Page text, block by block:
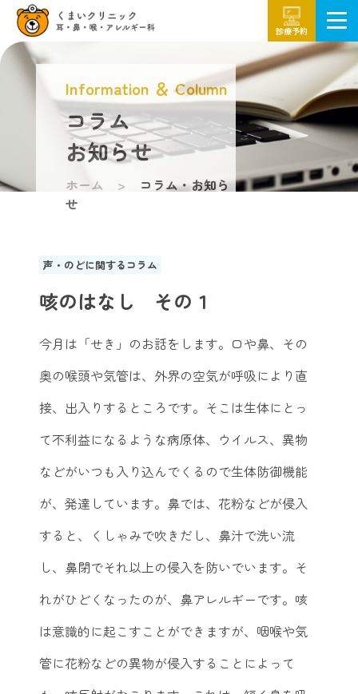
診療予約
Information ＆ Column
コラム
お知らせ
ホーム
コラム・お知ら
せ
声・のどに関するコラム
咳のはなし その１
今月は「せき」のお話をします。口や鼻、その
奥の喉頭や気管は、外界の空気が呼吸により直
接、出入りするところです。そこは生体にとっ
て不利益になるような病原体、ウイルス、異物
などがいつも入り込んでくるので生体防御機能
が、発達しています。鼻では、花粉などが侵入
すると、くしゃみで吹きだし、鼻汁で洗い流
し、鼻閉でそれ以上の侵入を防いでいます。そ
れがひどくなったのが、鼻アレルギーです。咳
は意識的に起こすことができますが、咽喉や気
管に花粉などの異物が侵入することによって